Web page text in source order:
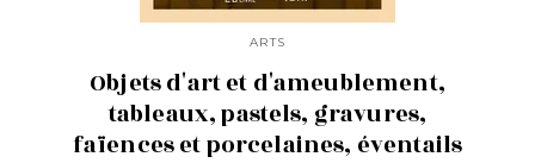
ARTS
Objets d'art et d'ameublement,
tableaux, pastels, gravures,
faïences et porcelaines, éventails